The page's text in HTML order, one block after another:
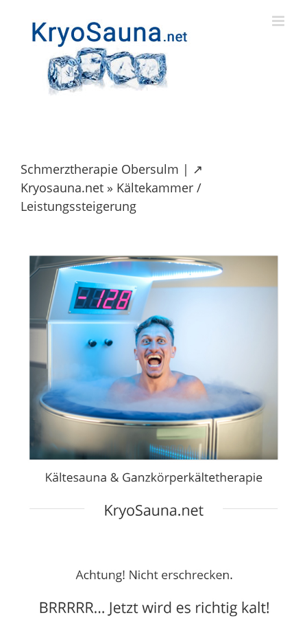
content
Schmerztherapie Obersulm | ↗️
Kryosauna.net » Kältekammer /
Leistungssteigerung